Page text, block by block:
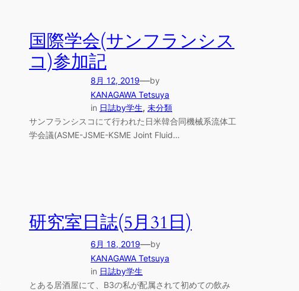
国際学会(サンフランシス
コ)参加記
8月 12, 2019—by
KANAGAWA Tetsuya
in 日誌by学生, 未分類
サンフランシスコにて行われた日米韓合同機械系流体工
学会議(ASME-JSME-KSME Joint Fluid…
研究室日誌(5月31日)
6月 18, 2019—by
KANAGAWA Tetsuya
in 日誌by学生
とある居酒屋にて、B3の私が配属されて初めての飲み